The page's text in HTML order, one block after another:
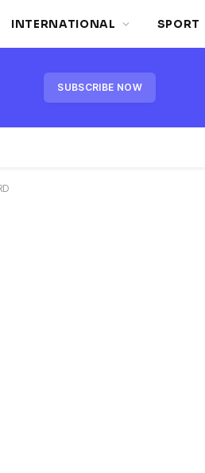
INTERNATIONAL SPORT
SUBSCRIBE NOW